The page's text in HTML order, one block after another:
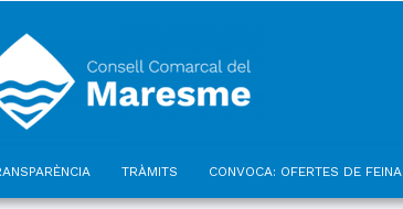
TRÀMITS CONVOCA: OFERTES DE FEINA